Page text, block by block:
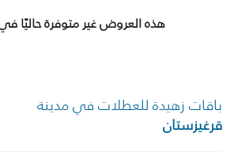
هذه العروض غير متوفرة حاليًا
باقات زهيدة للعطلات في مدينة
قرغيزستان